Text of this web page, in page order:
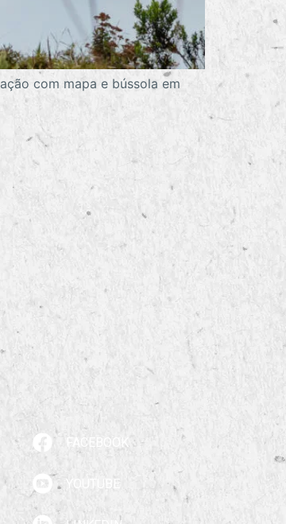
com mapa e bússola em
FACEBOOK
YOUTUBE